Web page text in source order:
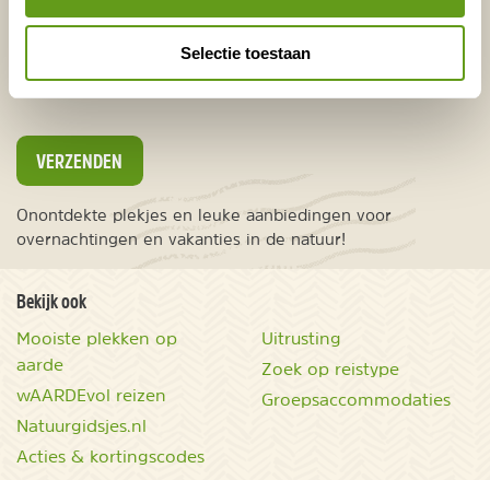
Selectie toestaan
VERZENDEN
Onontdekte plekjes en leuke aanbiedingen voor
overnachtingen en vakanties in de natuur!
Bekijk ook
Mooiste plekken op
aarde
wAARDEvol reizen
Natuurgidsjes.nl
Acties & kortingscodes
Uitrusting
Zoek op reistype
Groepsaccommodaties